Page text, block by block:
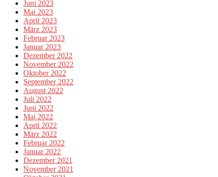
Juni 2023
Mai 2023
April 2023
März 2023
Februar 2023
Januar 2023
Dezember 2022
November 2022
Oktober 2022
September 2022
August 2022
Juli 2022
Juni 2022
Mai 2022
April 2022
März 2022
Februar 2022
Januar 2022
Dezember 2021
November 2021